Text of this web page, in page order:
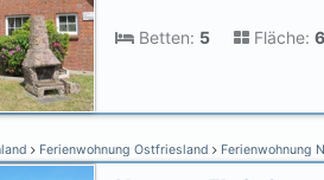
Betten: 5 Fläche:
Ferienwohnung Ostfriesland Ferienwohnung